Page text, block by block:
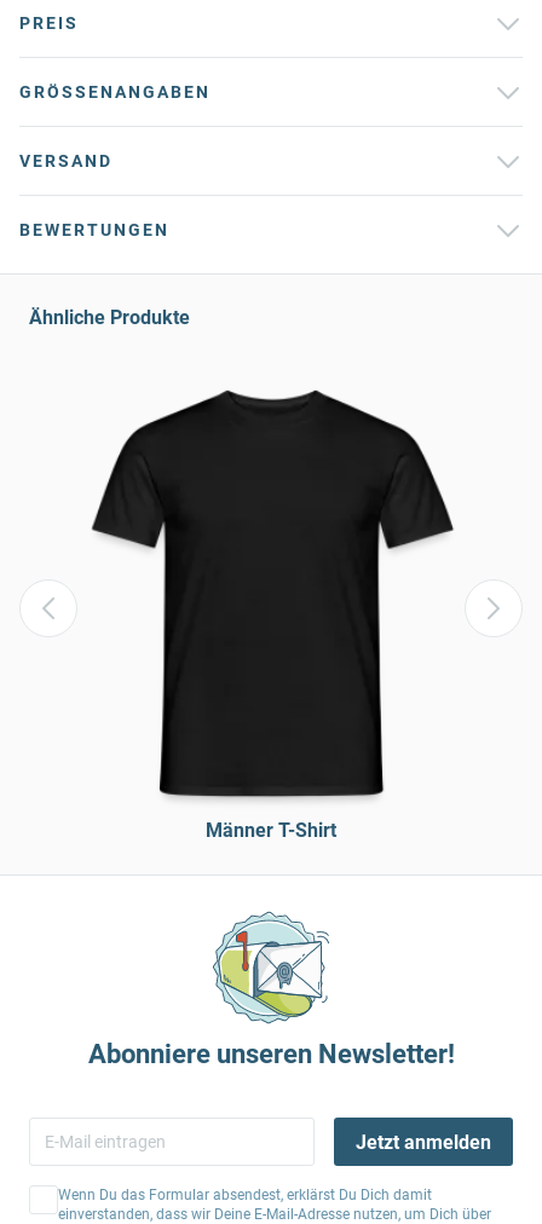
PREIS
GRÖSSENANGABEN
VERSAND
BEWERTUNGEN
Ähnliche Produkte
Männer T-Shirt
Abonniere unseren Newsletter!
Jetzt anmelden
Wenn Du das Formular absendest, erklärst Du Dich damit
einverstanden, dass wir Deine E-Mail-Adresse nutzen, um Dich über